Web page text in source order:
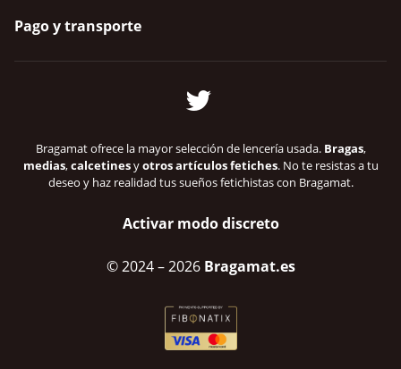
Pago y transporte
Bragamat ofrece la mayor selección de lencería usada. Bragas,
medias,calcetinesyotros artículos fetiches. No te resistas a tu
deseo y haz realidad tus sueños fetichistas con Bragamat.
Activar modo discreto
© 2024– 2026 Bragamat.es